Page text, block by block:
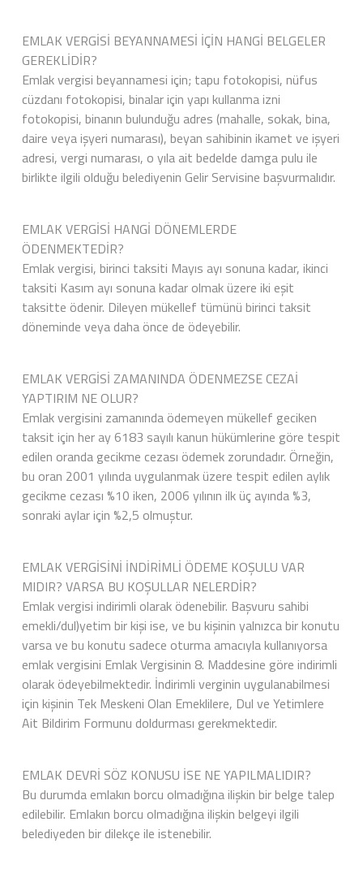
EMLAK VERGİSİ BEYANNAMESİ İÇİN HANGİ BELGELER
GEREKLİDİR?
Emlak vergisi beyannamesi için; tapu fotokopisi, nüfus
cüzdanı fotokopisi, binalar için yapı kullanma izni
fotokopisi, binanın bulunduğu adres (mahalle, sokak, bina,
daire veya işyeri numarası), beyan sahibinin ikamet ve işyeri
adresi, vergi numarası, o yıla ait bedelde damga pulu ile
birlikte ilgili olduğu belediyenin Gelir Servisine başvurmalıdır.
EMLAK VERGİSİ HANGİ DÖNEMLERDE
ÖDENMEKTEDİR?
Emlak vergisi, birinci taksiti Mayıs ayı sonuna kadar, ikinci
taksiti Kasım ayı sonuna kadar olmak üzere iki eşit
taksitte ödenir. Dileyen mükellef tümünü birinci taksit
döneminde veya daha önce de ödeyebilir.
EMLAK VERGİSİ ZAMANINDA ÖDENMEZSE CEZAİ
YAPTIRIM NE OLUR?
Emlak vergisini zamanında ödemeyen mükellef geciken
taksit için her ay 6183 sayılı kanun hükümlerine göre tespit
edilen oranda gecikme cezası ödemek zorundadır. Örneğin,
bu oran 2001 yılında uygulanmak üzere tespit edilen aylık
gecikme cezası %10 iken, 2006 yılının ilk üç ayında %3,
sonraki aylar için %2,5 olmuştur.
EMLAK VERGİSİNİ İNDİRİMLİ ÖDEME KOŞULU VAR
MIDIR? VARSA BU KOŞULLAR NELERDİR?
Emlak vergisi indirimli olarak ödenebilir. Başvuru sahibi
emekli/dul)yetim bir kişi ise, ve bu kişinin yalnızca bir konutu
varsa ve bu konutu sadece oturma amacıyla kullanıyorsa
emlak vergisini Emlak Vergisinin 8. Maddesine göre indirimli
olarak ödeyebilmektedir. İndirimli verginin uygulanabilmesi
için kişinin Tek Meskeni Olan Emeklilere, Dul ve Yetimlere
Ait Bildirim Formunu doldurması gerekmektedir.
EMLAK DEVRİ SÖZ KONUSU İSE NE YAPILMALIDIR?
Bu durumda emlakın borcu olmadığına ilişkin bir belge talep
edilebilir. Emlakın borcu olmadığına ilişkin belgeyi ilgili
belediyeden bir dilekçe ile istenebilir.